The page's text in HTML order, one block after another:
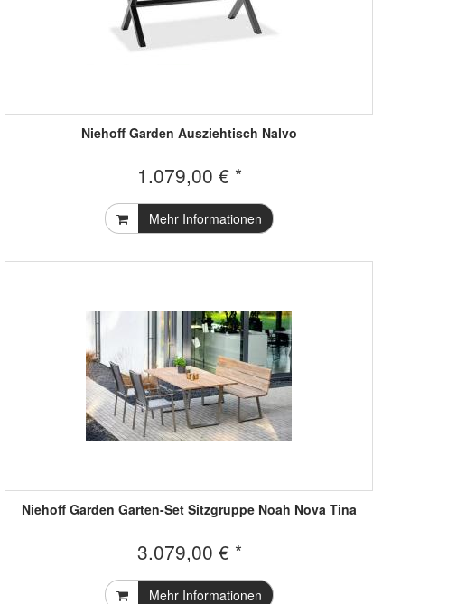
Niehoff Garden Ausziehtisch Nalvo
1.079,00 € *
Mehr Informationen
Niehoff Garden Garten-Set Sitzgruppe Noah Nova Tina
3.079,00 € *
Mehr Informationen